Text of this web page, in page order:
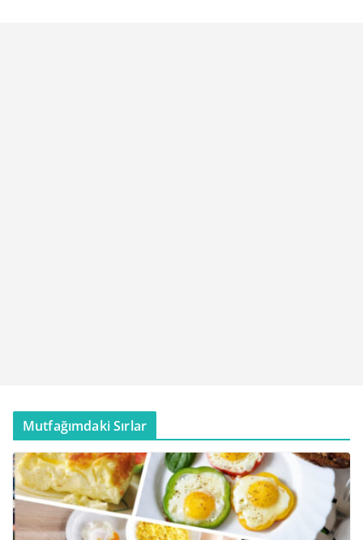
Mutfağımdaki Sırlar